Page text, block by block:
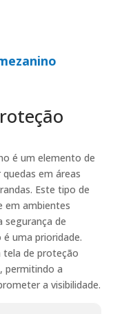
é um elemento de
em áreas
Este tipo de
em ambientes
segurança de
uma prioridade.
tela de proteção
permitindo a
a visibilidade.